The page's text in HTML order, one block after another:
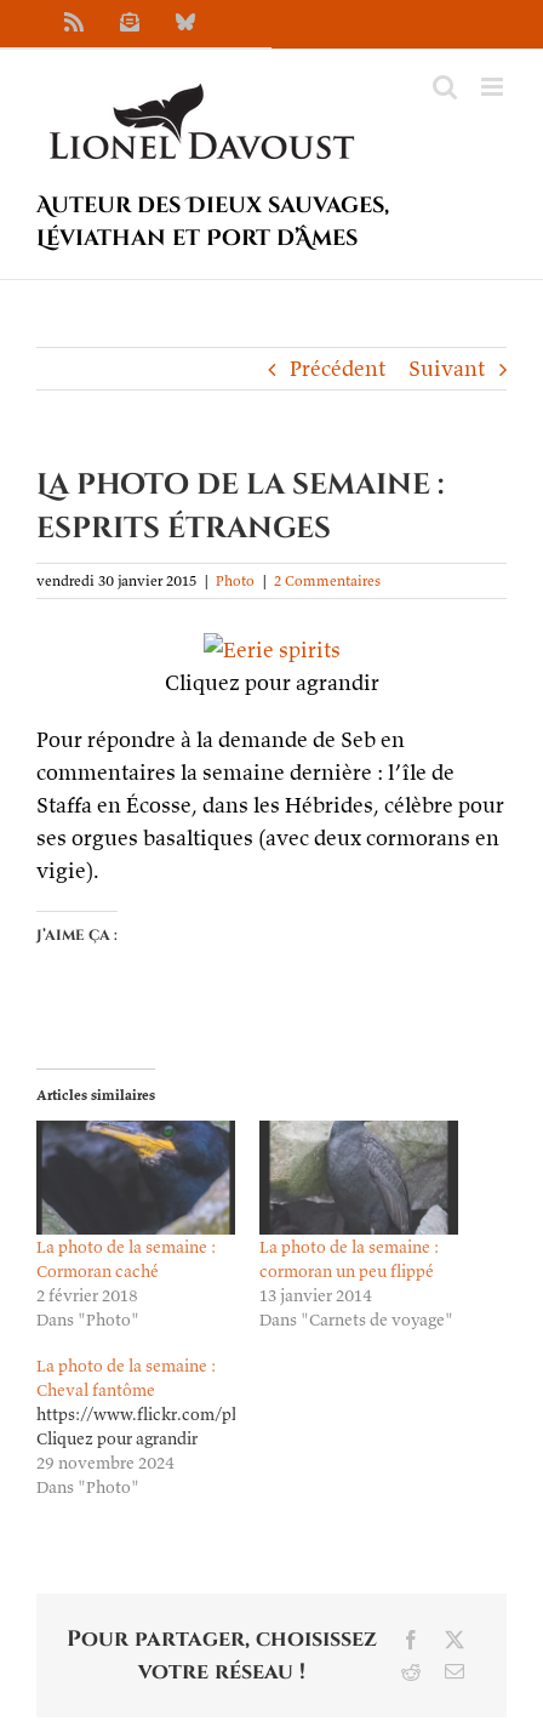
au
NewsletterBluesky
Auteur des Dieux sauvages,
Léviathan et Port d’Âmes
Précédent Suivant
La photo de la semaine :
esprits étranges
vendredi 30 janvier 2015 | Photo | 2 Commentaires
Cliquez pour agrandir
Pour répondre à la demande de Seb en
commentaires la semaine dernière : l’île de
Staffa en Écosse, dans les Hébrides, célèbre pour
ses orgues basaltiques (avec deux cormorans en
vigie).
J’aime ça :
Articles similaires
La photo de la semaine :
Cormoran caché
2 février 2018
Dans "Photo"
La photo de la semaine :
cormoran un peu flippé
13 janvier 2014
Dans "Carnets de voyage"
La photo de la semaine :
Cheval fantôme
https://www.flickr.com/photos/lioneldavoust/54154856219/in/
Cliquez pour agrandir
29 novembre 2024
Dans "Photo"
Pour partager, choisissez
votre réseau !
Facebook
RedditEmail